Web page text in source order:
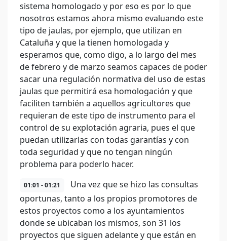
sistema homologado y por eso es por lo que
nosotros estamos ahora mismo evaluando este
tipo de jaulas, por ejemplo, que utilizan en
Cataluña y que la tienen homologada y
esperamos que, como digo, a lo largo del mes
de febrero y de marzo seamos capaces de poder
sacar una regulación normativa del uso de estas
jaulas que permitirá esa homologación y que
faciliten también a aquellos agricultores que
requieran de este tipo de instrumento para el
control de su explotación agraria, pues el que
puedan utilizarlas con todas garantías y con
toda seguridad y que no tengan ningún
problema para poderlo hacer.
01:01 - 01:21
Una vez que se hizo las consultas
oportunas, tanto a los propios promotores de
estos proyectos como a los ayuntamientos
donde se ubicaban los mismos, son 31 los
proyectos que siguen adelante y que están en